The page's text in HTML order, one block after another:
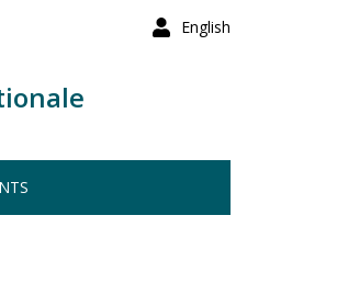
English